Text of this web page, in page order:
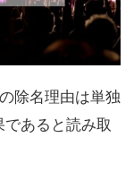
除名理由は単独
あると読み取